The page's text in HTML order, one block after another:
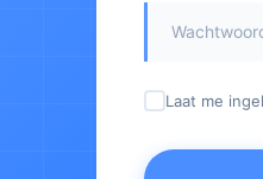
Laat me